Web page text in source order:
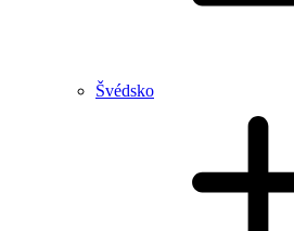
Švédsko